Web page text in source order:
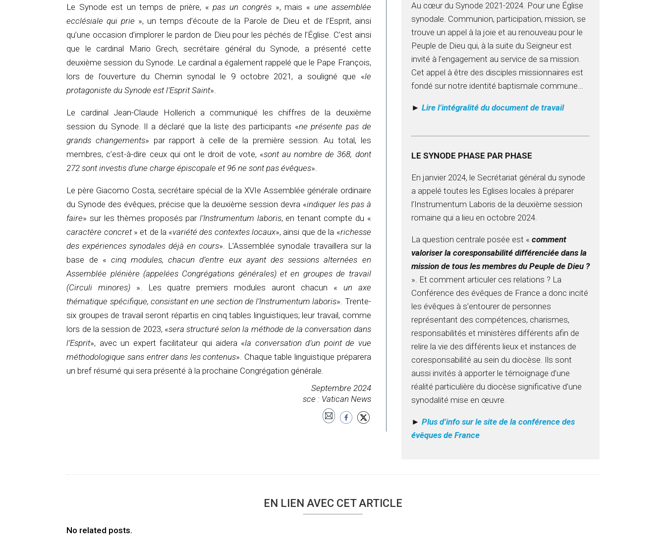
Le Synode est un temps de prière, «pas un congrès », mais « une assemblée
ecclésiale qui prie », un temps d’écoute de la Parole de Dieu et de l’Esprit, ainsi
qu’une occasion d’implorer le pardon de Dieu pour les péchés de l’Église. C’est ainsi
que le cardinal Mario Grech, secrétaire général du Synode, a présenté cette
deuxième session du Synode. Le cardinal a également rappelé que le Pape François,
lors de l’ouverture du Chemin synodal le 9 octobre 2021, a souligné que «le
protagoniste du Synode est l’Esprit Saint».
Le cardinal Jean-Claude Hollerich a communiqué les chiffres de la deuxième
session du Synode. Il a déclaré que la liste des participants «ne présente pas de
grands changements» par rapport à celle de la première session. Au total, les
membres, c’est-à-dire ceux qui ont le droit de vote, «sont au nombre de 368, dont
272 sont investis d’une charge épiscopale et 96 ne sont pas évêques».
Le père Giacomo Costa, secrétaire spécial de la XVIe Assemblée générale ordinaire
du Synode des évêques, précise que la deuxième session devra «indiquer les pas à
faire» sur les thèmes proposés par l’Instrumentum laboris, en tenant compte du «
caractère concret » et de la «variété des contextes locaux», ainsi que de la «richesse
des expériences synodales déjà en cours». L’Assemblée synodale travaillera sur la
base de « cinq modules, chacun d’entre eux ayant des sessions alternées en
Assemblée plénière (appelées Congrégations générales) et en groupes de travail
(Circuli minores) ». Les quatre premiers modules auront chacun « un axe
thématique spécifique, consistant en une section de l’Instrumentum laboris». Trente-
six groupes de travail seront répartis en cinq tables linguistiques; leur travail, comme
lors de la session de 2023, «sera structuré selon la méthode de la conversation dans
l’Esprit», avec un expert facilitateur qui aidera «la conversation d’un point de vue
méthodologique sans entrer dans les contenus». Chaque table linguistique préparera
un bref résumé qui sera présenté à la prochaine Congrégation générale.
Septembre 2024
sce : Vatican News
Au cœur du Synode 2021-2024. Pour une Église
synodale. Communion, participation, mission, se
trouve un appel à la joie et au renouveau pour le
Peuple de Dieu qui, à la suite du Seigneur est
invité à l’engagement au service de sa mission.
Cet appel à être des disciples missionnaires est
fondé sur notre identité baptismale commune…
► Lire l’intégralité du document de travail
LE SYNODE PHASE PAR PHASE
En janvier 2024, le Secrétariat général du synode
a appelé toutes les Eglises locales à préparer
l’Instrumentum Laboris de la deuxième session
romaine qui a lieu en octobre 2024.
La question centrale posée est « comment
valoriser la coresponsabilité différenciée dans la
mission de tous les membres du Peuple de Dieu ?
». Et comment articuler ces relations ? La
Conférence des évêques de France a donc incité
les évêques à s’entourer de personnes
représentant des compétences, charismes,
responsabilités et ministères différents afin de
relire la vie des différents lieux et instances de
coresponsabilité au sein du diocèse. Ils sont
aussi invités à apporter le témoignage d’une
réalité particulière du diocèse significative d’une
synodalité mise en œuvre.
► Plus d’info sur le site de la conférence des
évêques de France
EN LIEN AVEC CET ARTICLE
No related posts.